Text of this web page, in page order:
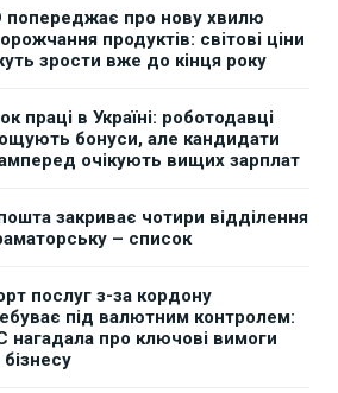
попереджає про нову хвилю
продуктів: світові ціни
зрости вже до кінця року
праці в Україні: роботодавці
бонуси, але кандидати
очікують вищих зарплат
закриває чотири відділення
– список
послуг з-за кордону
під валютним контролем:
нагадала про ключові вимоги